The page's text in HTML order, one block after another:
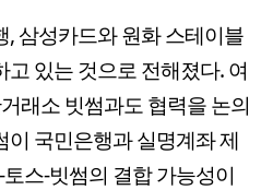
, 삼성카드와 원화 스테이블
있는 것으로 전해졌다. 여
래소 빗썸과도 협력을 논의
국민은행과 실명계좌 제
스-빗썸의 결합 가능성이